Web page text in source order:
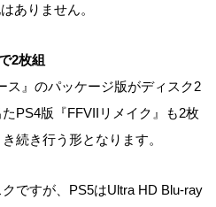
ありません。
2枚組
ス』のパッケージ版がディスク2
PS4版『FFVIIリメイク』も2枚
続き行う形となります。
ですが、PS5はUltra HD Blu-ray